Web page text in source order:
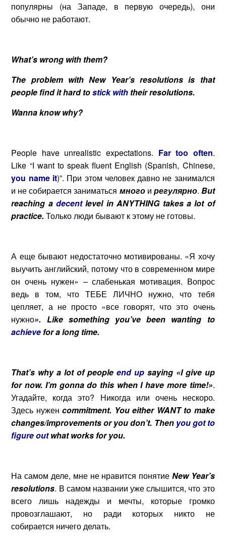
популярны (на Западе, в первую очередь), они
обычно не работают.
What’s wrong with them?
The problem with New Year’s resolutions is that
people find it hard tostick with their resolutions.
Wanna know why?
People have unrealistic expectations. Far too often.
Like “I want to speak fluent English (Spanish, Chinese,
you name it)”. При этом человек давно не занимался
и не собирается заниматься многои регулярно. But
reaching adecentlevel in ANYTHING takes a lot of
practice.Только люди бывают к этому не готовы.
А еще бывают недостаточно мотивированы. «Я хочу
выучить английский, потому что в современном мире
он очень нужен» – слабенькая мотивация. Вопрос
ведь в том, что ТЕБЕ ЛИЧНО нужно, что тебя
цепляет, а не просто «все говорят, что это очень
нужно». Like something you’ve been wanting to
achievefor a long time.
That’s why a lot of people end upsaying «I give up
for now. I’m gonna do this when I have more time!».
Угадайте, когда это? Никогда или очень нескоро.
Здесь нуженcommitment. You either WANT to make
changes/improvements or you don’t. Then you got to
figure outwhat works for you.
На самом деле, мне не нравится понятие New Year’s
resolutions. В самом названии уже слышится, что это
всего лишь надежды и мечты, которые громко
провозглашают, но ради которых никто не
собирается ничего делать.